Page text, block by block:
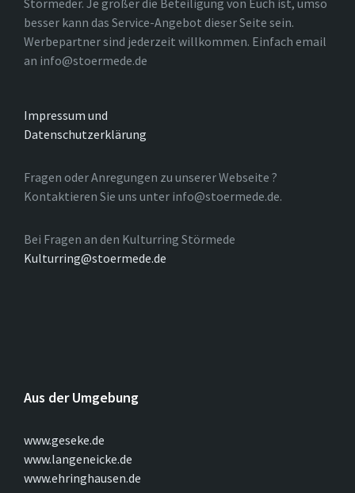
Störmeder. Je größer die Beteiligung von Euch ist, umso
besser kann das Service-Angebot dieser Seite sein.
Werbepartner sind jederzeit willkommen. Einfach email
an info@stoermede.de
Impressum und
Datenschutzerklärung
Fragen oder Anregungen zu unserer Webseite ?
Kontaktieren Sie uns unter info@stoermede.de.
Bei Fragen an den Kulturring Störmede
Kulturring@stoermede.de
Aus der Umgebung
www.geseke.de
www.langeneicke.de
www.ehringhausen.de